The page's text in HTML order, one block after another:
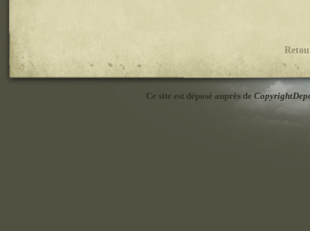
Ce site est déposé auprès de